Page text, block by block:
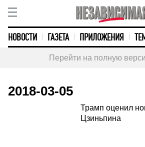
НОВОСТИ ГАЗЕТА ПРИЛОЖЕНИЯ
Перейти на полную
2018-03-05
Трамп оценил
Цзиньпина